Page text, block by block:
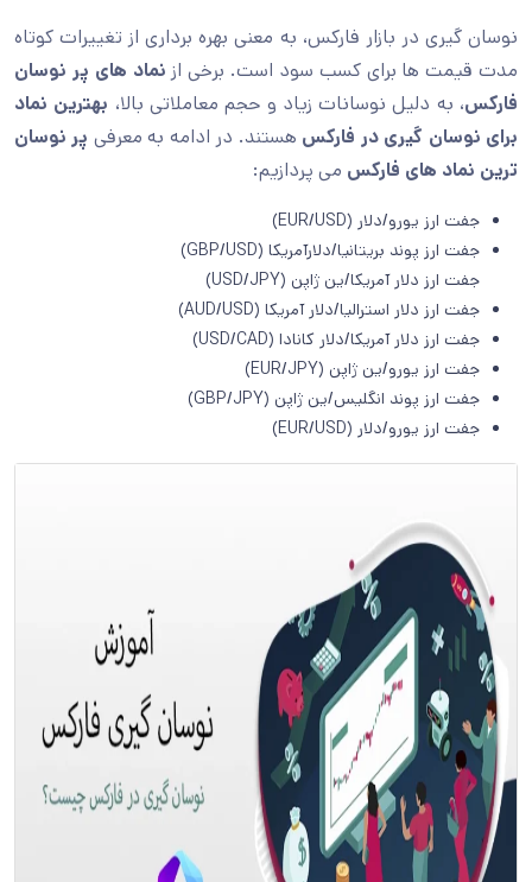
نوسان گیری در بازار فارکس، به معنی بهره برداری از تغییرات کوتاه
مدت قیمت ها برای کسب سود است. برخی از نماد های پر نوسان
فارکس، به دلیل نوسانات زیاد و حجم معاملاتی بالا، بهترین نماد
برای نوسان گیری در فارکس هستند. در ادامه به معرفی پر نوسان
ترین نماد های فارکس می پردازیم:
جفت ارز یورو/دلار (EUR/USD)
جفت ارز پوند بریتانیا/دلارآمریکا (GBP/USD)
جفت ارز دلار آمریکا/ین ژاپن (USD/JPY)
جفت ارز دلار استرالیا/دلار آمریکا (AUD/USD)
جفت ارز دلار آمریکا/دلار کانادا (USD/CAD)
جفت ارز یورو/ین ژاپن (EUR/JPY)
جفت ارز پوند انگلیس/ین ژاپن (GBP/JPY)
جفت ارز یورو/دلار (EUR/USD)